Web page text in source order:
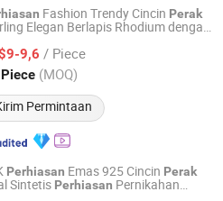
Fashion Trendy Cincin Perak
Elegan Berlapis Rhodium dengan
9,6 / Piece
(MOQ)
Permintaan
co.,ltd
Harga mulai 2020
Perhiasan Emas 925 Cincin Perak
Sintetis Perhiasan Pernikahan